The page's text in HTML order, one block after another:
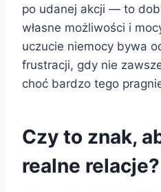
po udanej akcji — to
własne możliwości i
uczucie niemocy bywa
frustracji, gdy nie
choć bardzo tego
Czy to znak,
realne relacje?